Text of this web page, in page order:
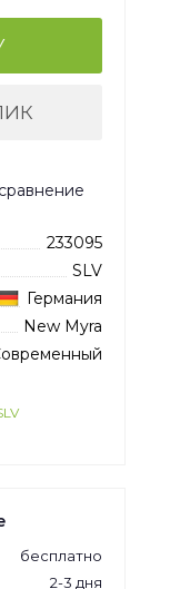
233095
SLV
Германия
New Myra
бесплатно
2-3 дня